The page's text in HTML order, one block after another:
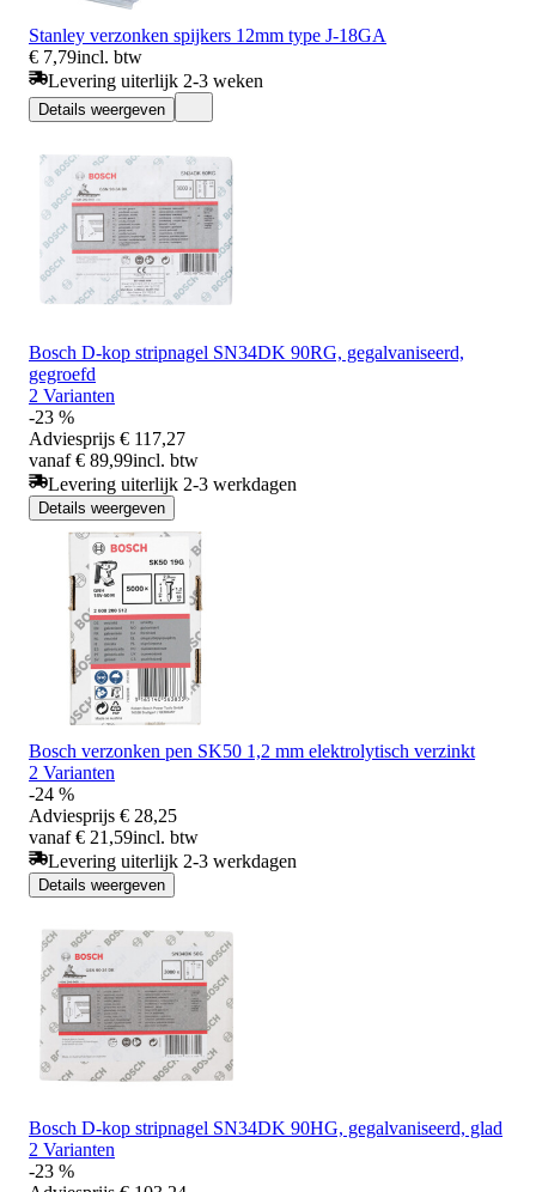
Stanley verzonken spijkers 12mm type J-18GA
€ 7,79incl. btw
Levering uiterlijk 2-3 weken
Details weergeven
Bosch D-kop stripnagel SN34DK 90RG, gegalvaniseerd,
gegroefd
2 Varianten
-23 %
Adviesprijs € 117,27
vanaf € 89,99incl. btw
Levering uiterlijk 2-3 werkdagen
Details weergeven
Bosch verzonken pen SK50 1,2 mm elektrolytisch verzinkt
2 Varianten
-24 %
Adviesprijs € 28,25
vanaf € 21,59incl. btw
Levering uiterlijk 2-3 werkdagen
Details weergeven
Bosch D-kop stripnagel SN34DK 90HG, gegalvaniseerd, glad
2 Varianten
-23 %